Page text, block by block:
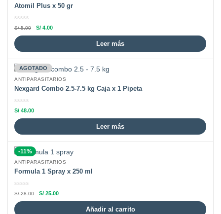
Atomil Plus x 50 gr
S/5.00 S/ 4.00
Leer más
AGOTADO
ANTIPARASITARIOS
Nexgard Combo 2.5-7.5 kg Caja x 1 Pipeta
S/ 48.00
Leer más
-11%
ANTIPARASITARIOS
Formula 1 Spray x 250 ml
S/28.00 S/ 25.00
Añadir al carrito